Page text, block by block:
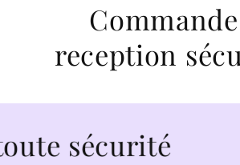
reception